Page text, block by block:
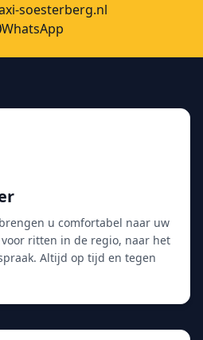
soesterberg.nl
WhatsApp
u comfortabel naar uw
ritten in de regio, naar het
Altijd op tijd en tegen